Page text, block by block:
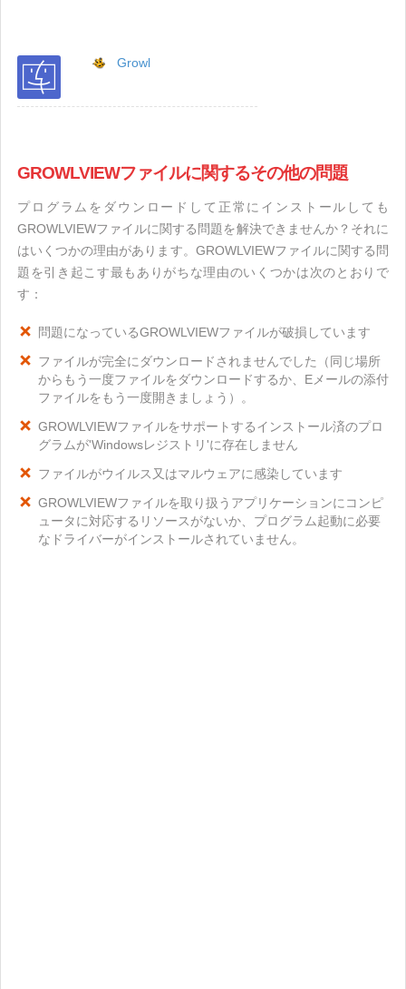
Growl
GROWLVIEWファイルに関するその他の問題
プログラムをダウンロードして正常にインストールしても
GROWLVIEWファイルに関する問題を解決できませんか？それに
はいくつかの理由があります。GROWLVIEWファイルに関する問
題を引き起こす最もありがちな理由のいくつかは次のとおりで
す：
問題になっているGROWLVIEWファイルが破損しています
ファイルが完全にダウンロードされませんでした（同じ場所
からもう一度ファイルをダウンロードするか、Eメールの添付
ファイルをもう一度開きましょう）。
GROWLVIEWファイルをサポートするインストール済のプロ
グラムが'Windowsレジストリ'に存在しません
ファイルがウイルス又はマルウェアに感染しています
GROWLVIEWファイルを取り扱うアプリケーションにコンピ
ュータに対応するリソースがないか、プログラム起動に必要
なドライバーがインストールされていません。